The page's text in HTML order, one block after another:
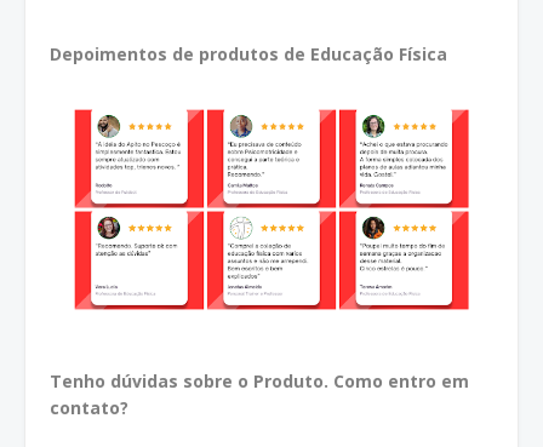
Depoimentos de produtos de Educação Física
Tenho dúvidas sobre o Produto. Como entro em
contato?